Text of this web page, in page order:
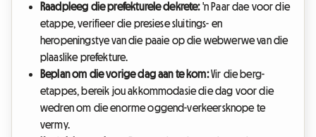
Raadpleeg die prefekturele dekrete:'n Paar dae voor die
etappe, verifieer die presiese sluitings- en
heropeningstye van die paaie op die webwerwe van die
plaaslike prefekture.
Beplan om die vorige dag aan te kom:Vir die berg-
etappes, bereik jou akkommodasie die dag voor die
wedren om die enorme oggend-verkeersknope te
vermy.